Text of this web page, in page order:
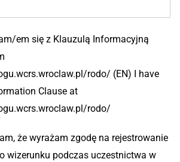
em się z Klauzulą Informacyjną
rodo/ (EN) I have
Clause at
rodo/
że wyrażam zgodę na rejestrowanie
wizerunku podczas uczestnictwa w